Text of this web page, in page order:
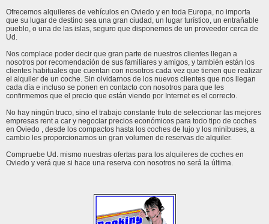
Ofrecemos alquileres de vehículos en Oviedo y en toda Europa, no importa
que su lugar de destino sea una gran ciudad, un lugar turístico, un entrañable
pueblo, o una de las islas, seguro que disponemos de un proveedor cerca de
Ud.
Nos complace poder decir que gran parte de nuestros clientes llegan a
nosotros por recomendación de sus familiares y amigos, y también están los
clientes habituales que cuentan con nosotros cada vez que tienen que realizar
el alquiler de un coche. Sin olvidarnos de los nuevos clientes que nos llegan
cada día e incluso se ponen en contacto con nosotros para que les
confirmemos que el precio que están viendo por Internet es el correcto.
No hay ningún truco, sino el trabajo constante fruto de seleccionar las mejores
empresas rent a car y negociar precios económicos para todo tipo de coches
en Oviedo , desde los compactos hasta los coches de lujo y los minibuses, a
cambio les proporcionamos un gran volumen de reservas de alquiler.
Compruebe Ud. mismo nuestras ofertas para los alquileres de coches en
Oviedo y verá que si hace una reserva con nosotros no será la última.